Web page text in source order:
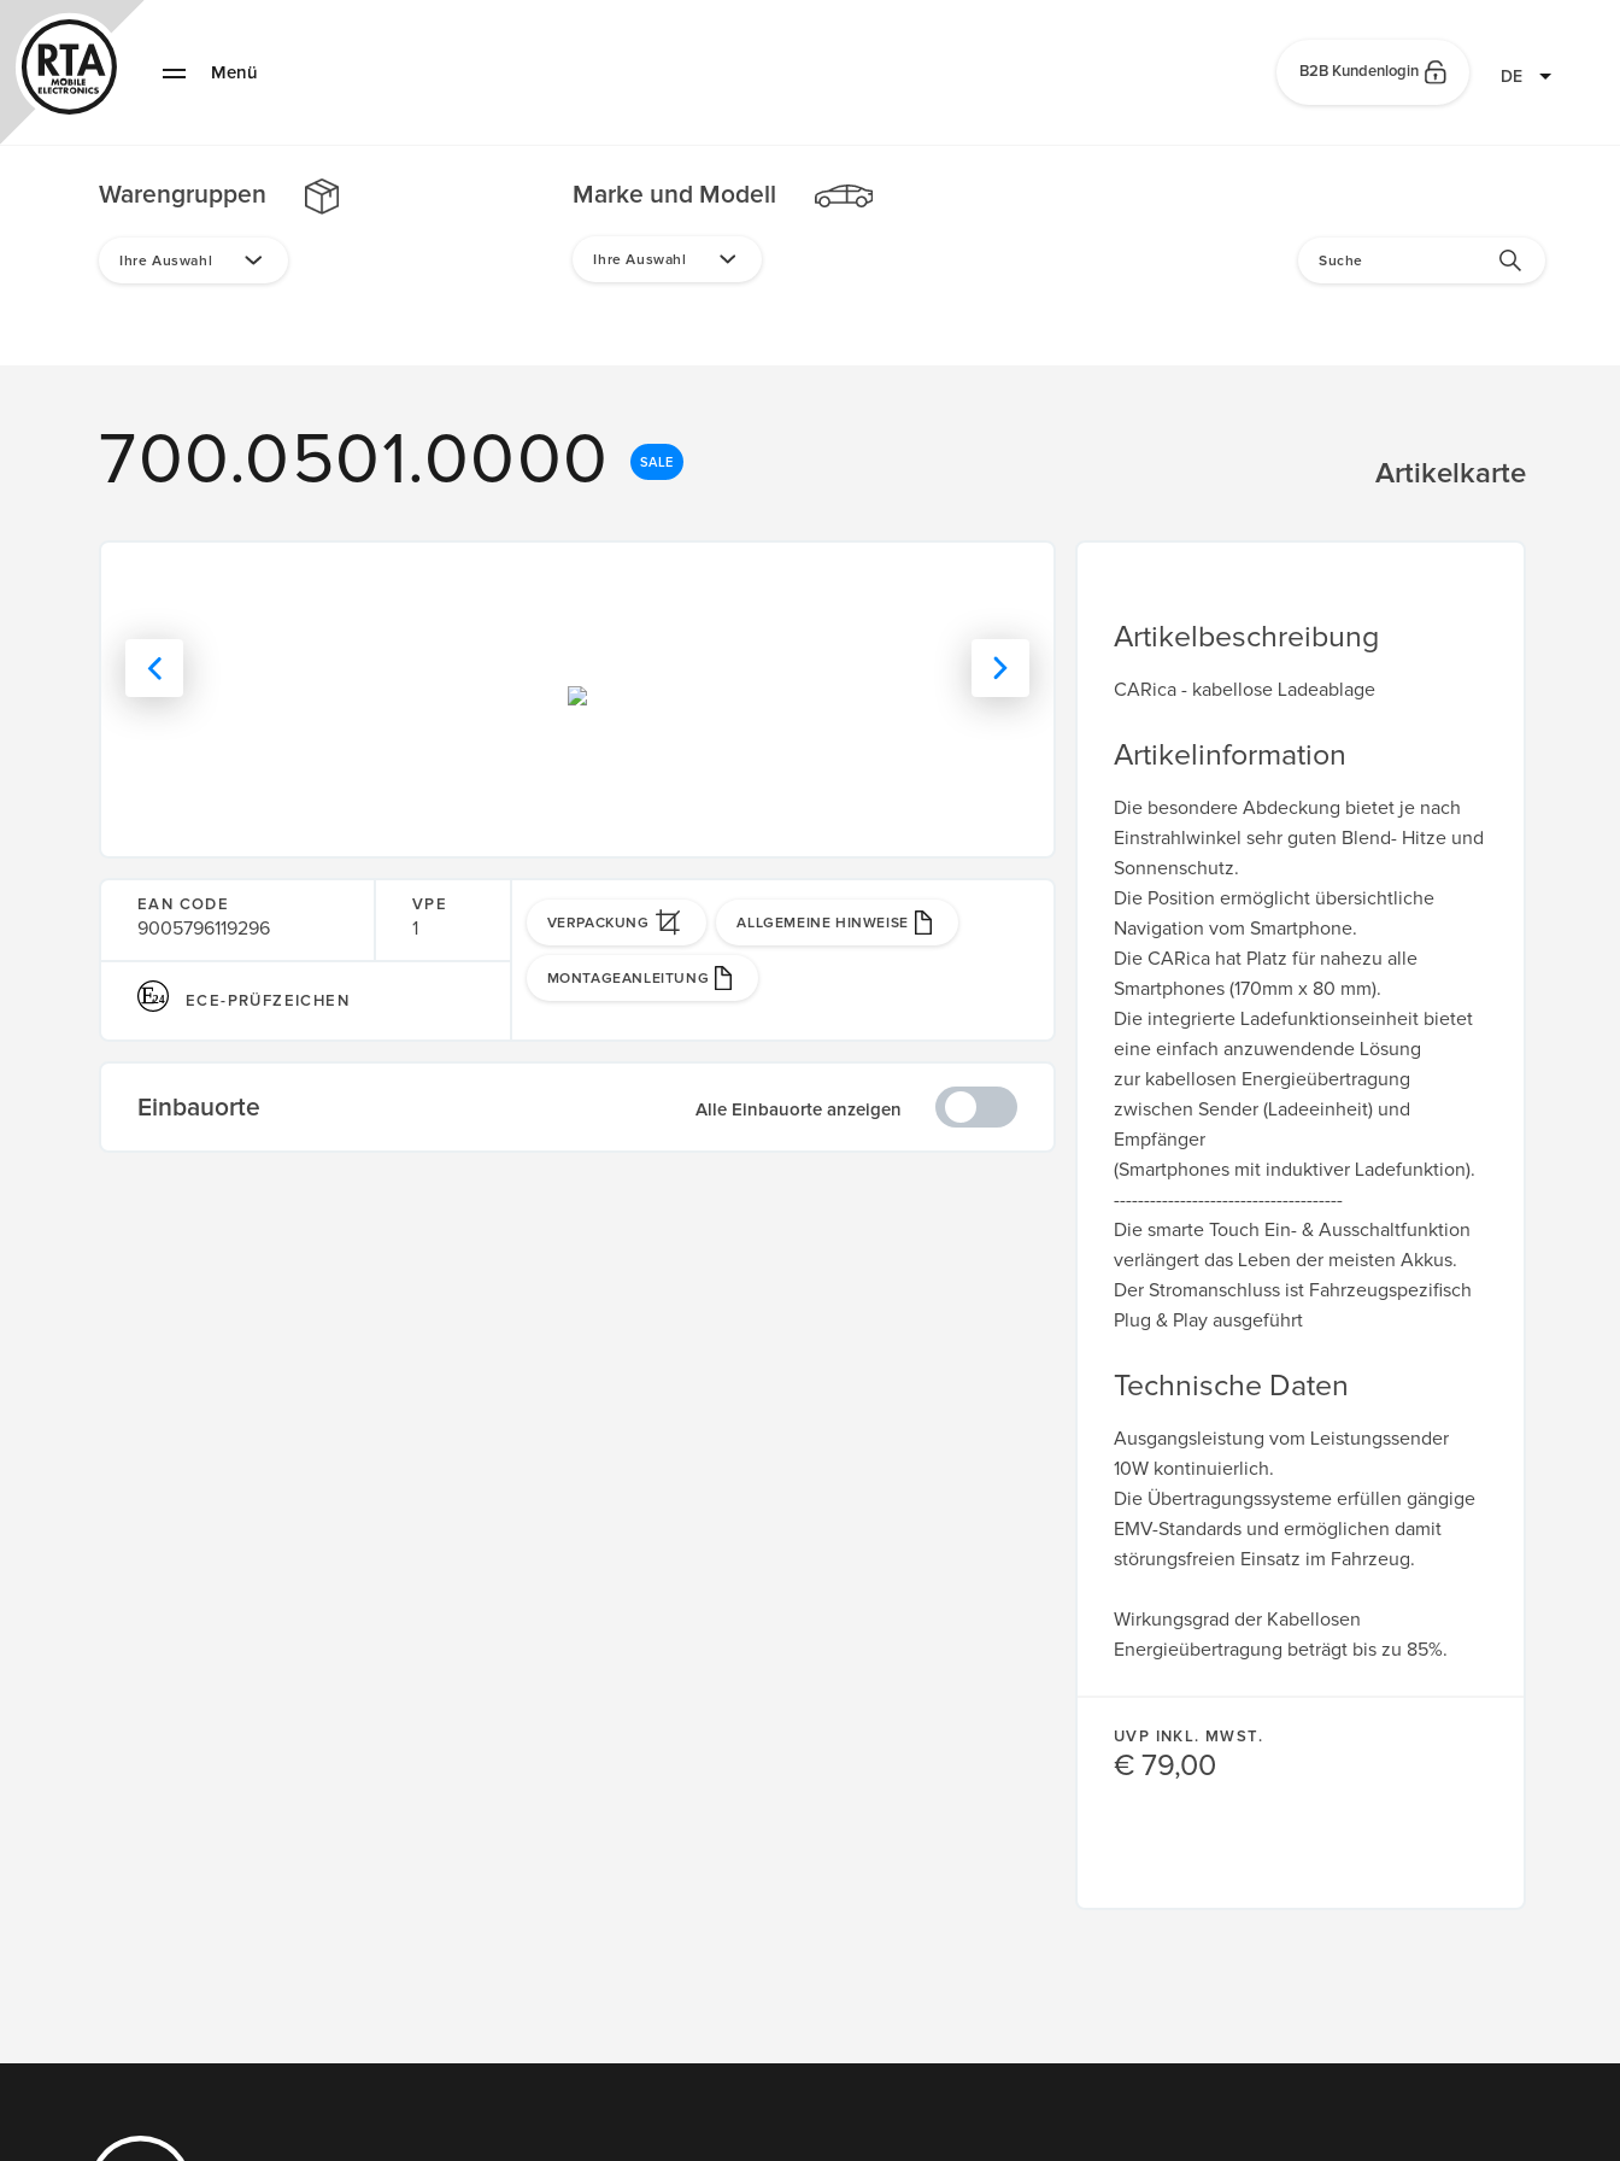
Menü B2B Kundenlogin DE
Warengruppen
Ihre Auswahl
Marke und Modell
Ihre Auswahl
700.0501.0000 SALE Artikelkarte
EAN CODE
9005796119296
VPE
1
VERPACKUNG ALLGEMEINE HINWEISE
MONTAGEANLEITUNG
ECE-PRÜFZEICHEN
Einbauorte Alle Einbauorte anzeigen
Artikelbeschreibung
CARica - kabellose Ladeablage
Artikelinformation
Die besondere Abdeckung bietet je nach
Einstrahlwinkel sehr guten Blend- Hitze und
Sonnenschutz.
Die Position ermöglicht übersichtliche
Navigation vom Smartphone.
Die CARica hat Platz für nahezu alle
Smartphones (170mm x 80 mm).
Die integrierte Ladefunktionseinheit bietet
eine einfach anzuwendende Lösung
zur kabellosen Energieübertragung
zwischen Sender (Ladeeinheit) und
Empfänger
(Smartphones mit induktiver Ladefunktion).
--------------------------------------
Die smarte Touch Ein- & Ausschaltfunktion
verlängert das Leben der meisten Akkus.
Der Stromanschluss ist Fahrzeugspezifisch
Plug & Play ausgeführt
Technische Daten
Ausgangsleistung vom Leistungssender
10W kontinuierlich.
Die Übertragungssysteme erfüllen gängige
EMV-Standards und ermöglichen damit
störungsfreien Einsatz im Fahrzeug.
Wirkungsgrad der Kabellosen
Energieübertragung beträgt bis zu 85%.
UVP INKL. MWST.
€ 79,00